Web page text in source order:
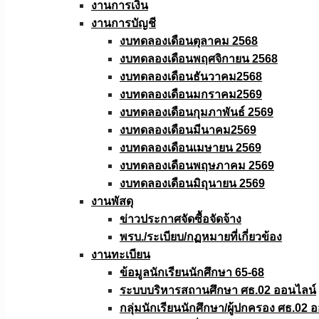
งานการเงิน
งานการบัญชี
งบทดลองเดือนตุลาคม 2568
งบทดลองเดือนพฤศจิกายน 2568
งบทดลองเดือนธันวาคม2568
งบทดลองเดือนมกราคม2569
งบทดลองเดือนกุมภาพันธ์ 2569
งบทดลองเดือนมีนาคม2569
งบทดลองเดือนเมษายน 2569
งบทดลองเดือนพฤษภาคม 2569
งบทดลองเดือนมิถุนายน 2569
งานพัสดุ
ข่าวประกาศจัดซื้อจัดจ้าง
พรบ./ระเบียบ/กฏหมายที่เกี่ยวข้อง
งานทะเบียน
ข้อมูลนักเรียนนักศึกษา 65-68
ระบบบริหารสถานศึกษา ศธ.02 ออนไลน์
กลุ่มนักเรียนนักศึกษา/ผู้ปกครอง ศธ.02